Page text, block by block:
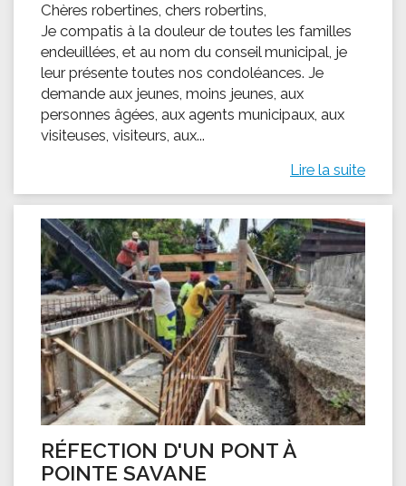
Chères robertines, chers robertins,
Je compatis à la douleur de toutes les familles
endeuillées, et au nom du conseil municipal, je
leur présente toutes nos condoléances. Je
demande aux jeunes, moins jeunes, aux
personnes âgées, aux agents municipaux, aux
visiteuses, visiteurs, aux...
Lire la suite
RÉFECTION D'UN PONT À
POINTE SAVANE